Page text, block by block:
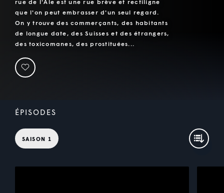
rue de l'Ale est une rue brève et rectiligne
que l'on peut embrasser d'un seul regard.
On y trouve des commerçants, des habitants
de longue date, des Suisses et des étrangers,
des toxicomanes, des prostituées...
ÉPISODES
SAISON 1